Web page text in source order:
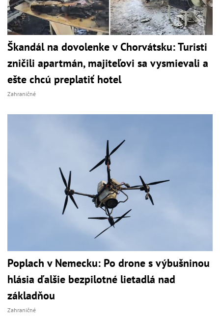
Škandál na dovolenke v Chorvátsku: Turisti
zničili apartmán, majiteľovi sa vysmievali a
ešte chcú preplatiť hotel
Zahraničné
Poplach v Nemecku: Po drone s výbušninou
hlásia ďalšie bezpilotné lietadlá nad
základňou
Zahraničné